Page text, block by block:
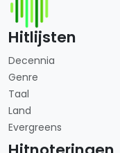
Hitlijsten
Decennia
Genre
Taal
Land
Evergreens